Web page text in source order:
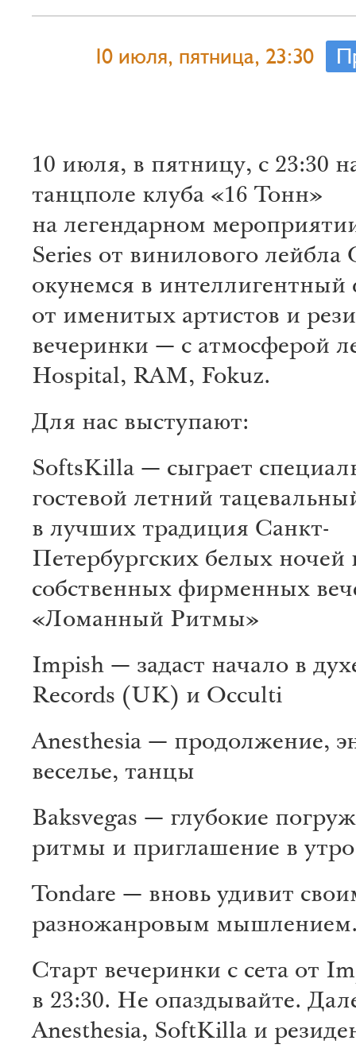
10 июля, пятница, 23:30
10 июля, в пятницу, с 23:30
танцполе клуба «16 Тонн»
на легендарном
Series от винилового лейбла
окунемся в интеллигентный
от именитых артистов и
вечеринки — с атмосферой
Hospital, RAM, Fokuz.
Для нас выступают:
SoftsKilla — сыграет
гостевой летний
в лучших традиция Санкт-
Петербургских белых ночей
собственных фирменных
«Ломанный Ритмы»
Impish — задаст начало в
Records (UK) и Occulti
Anesthesia — продолжение,
веселье, танцы
Baksvegas — глубокие
ритмы и приглашение в
Tondare — вновь удивит
разножанровым
Старт вечеринки с сета от
в 23:30. Не опаздывайте.
Anesthesia, SoftKilla и